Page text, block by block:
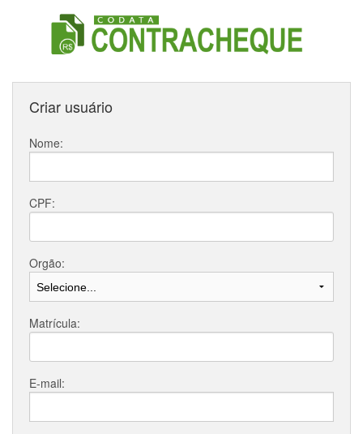
Criar usuário
Nome:
CPF:
Orgão:
Matrícula:
E-mail: